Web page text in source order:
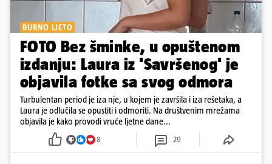
BURNO LJETO
FOTO Bez šminke, u opuštenom
izdanju: Laura iz 'Savršenog' je
objavila fotke sa svog odmora
Turbulentan period je iza nje, u kojem je završila i iza rešetaka, a
Laura je odlučila se opustiti i odmoriti. Na društvenim mrežama
objavila je kako provodi vruće ljetne dane...
8 29